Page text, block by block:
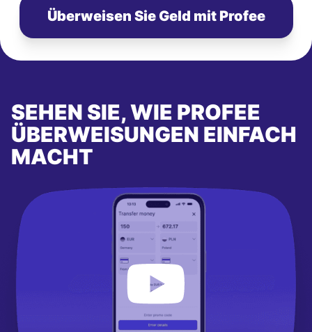
Überweisen Sie Geld mit Profee
SEHEN SIE, WIE PROFEE
ÜBERWEISUNGEN EINFACH
MACHT